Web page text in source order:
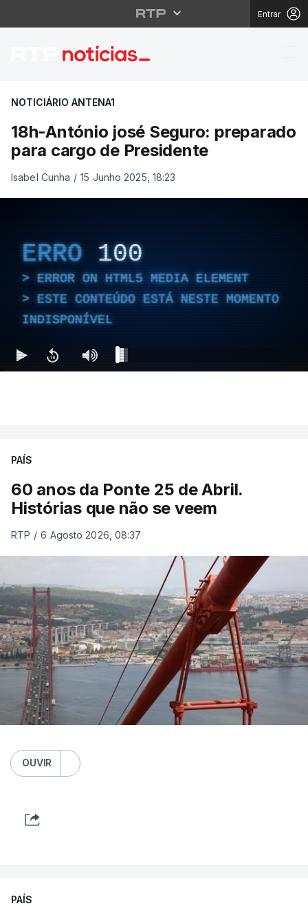
Entrar
18h-António josé
NOTICIÁRIO ANTENA1
18h-António josé Seguro: preparado
para cargo de Presidente
Isabel Cunha / 15 Junho 2025, 18:23
ERRO 100
ERROR ON HTML5 MEDIA ELEMENT
ESTE CONTEÚDO ESTÁ NESTE MOMENTO
INDISPONÍVEL
PAÍS
60 anos da Ponte 25 de Abril.
Histórias que não se veem
RTP / 6 Agosto 2026, 08:37
OUVIR
PAÍS